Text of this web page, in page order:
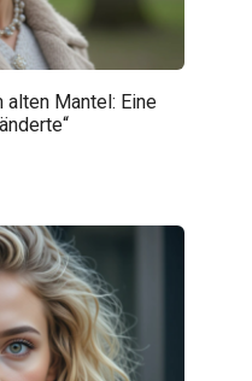
alten Mantel: Eine